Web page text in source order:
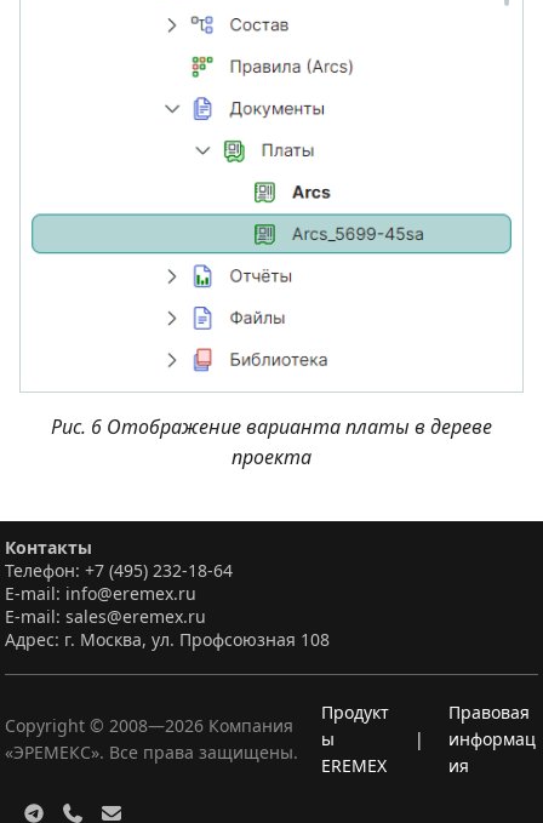
Рис. 6 Отображение варианта платы в дереве
проекта
Контакты
Телефон: +7 (495) 232-18-64
E-mail: info@eremex.ru
E-mail: sales@eremex.ru
Адрес: г. Москва, ул. Профсоюзная 108
Copyright © 2008—2026 Компания
«ЭРЕМЕКС». Все права защищены.
Продукт
ы
EREMEX
|
Правовая
информац
ия